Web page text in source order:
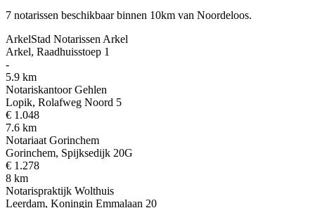
7 notarissen beschikbaar binnen 10km van Noordeloos.
ArkelStad Notarissen Arkel
Arkel, Raadhuisstoep 1
-
5.9 km
Notariskantoor Gehlen
Lopik, Rolafweg Noord 5
€ 1.048
7.6 km
Notariaat Gorinchem
Gorinchem, Spijksedijk 20G
€ 1.278
8 km
Notarispraktijk Wolthuis
Leerdam, Koningin Emmalaan 20